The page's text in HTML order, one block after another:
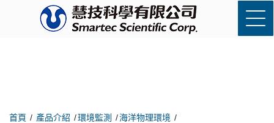
首頁 產品介紹 環境監測
海洋物理環境